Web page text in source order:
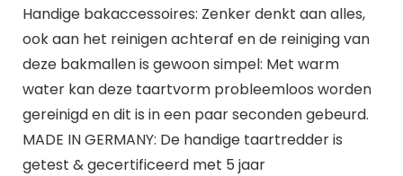
Handige bakaccessoires: Zenker denkt aan alles,
ook aan het reinigen achteraf en de reiniging van
deze bakmallen is gewoon simpel: Met warm
water kan deze taartvorm probleemloos worden
gereinigd en dit is in een paar seconden gebeurd.
MADE IN GERMANY: De handige taartredder is
getest & gecertificeerd met 5 jaar